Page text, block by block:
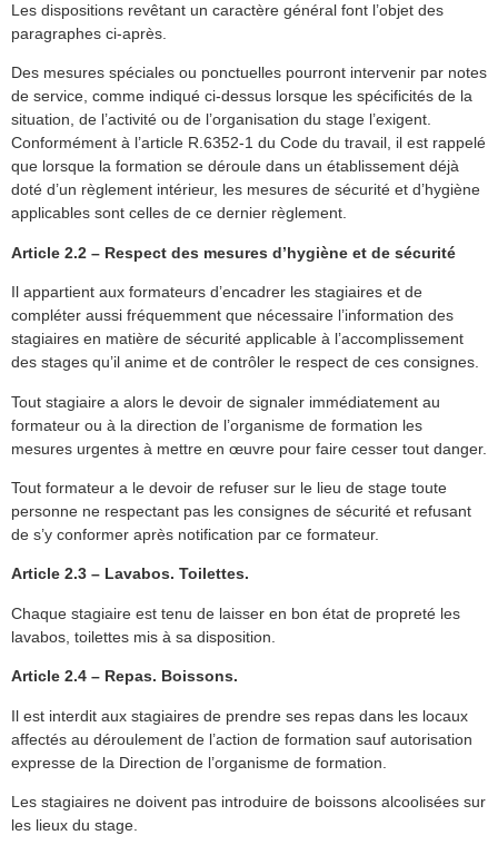
Les dispositions revêtant un caractère général font l’objet des
paragraphes ci-après.
Des mesures spéciales ou ponctuelles pourront intervenir par notes
de service, comme indiqué ci-dessus lorsque les spécificités de la
situation, de l’activité ou de l’organisation du stage l’exigent.
Conformément à l’article R.6352-1 du Code du travail, il est rappelé
que lorsque la formation se déroule dans un établissement déjà
doté d’un règlement intérieur, les mesures de sécurité et d’hygiène
applicables sont celles de ce dernier règlement.
Article 2.2 – Respect des mesures d’hygiène et de sécurité
Il appartient aux formateurs d’encadrer les stagiaires et de
compléter aussi fréquemment que nécessaire l’information des
stagiaires en matière de sécurité applicable à l’accomplissement
des stages qu’il anime et de contrôler le respect de ces consignes.
Tout stagiaire a alors le devoir de signaler immédiatement au
formateur ou à la direction de l’organisme de formation les
mesures urgentes à mettre en œuvre pour faire cesser tout danger.
Tout formateur a le devoir de refuser sur le lieu de stage toute
personne ne respectant pas les consignes de sécurité et refusant
de s’y conformer après notification par ce formateur.
Article 2.3 – Lavabos. Toilettes.
Chaque stagiaire est tenu de laisser en bon état de propreté les
lavabos, toilettes mis à sa disposition.
Article 2.4 – Repas. Boissons.
Il est interdit aux stagiaires de prendre ses repas dans les locaux
affectés au déroulement de l’action de formation sauf autorisation
expresse de la Direction de l’organisme de formation.
Les stagiaires ne doivent pas introduire de boissons alcoolisées sur
les lieux du stage.